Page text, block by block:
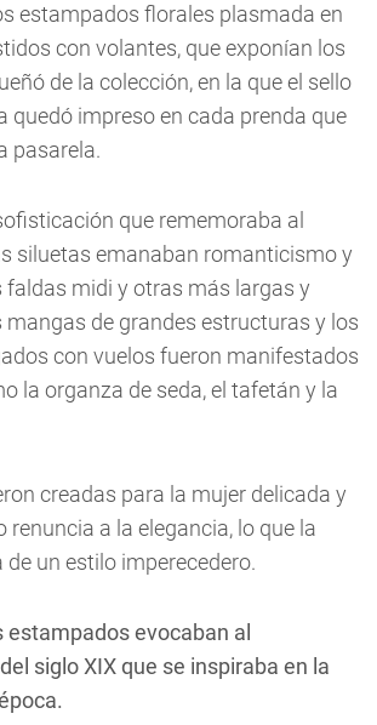
estampados florales plasmada en
con volantes, que exponían los
de la colección, en la que el sello
quedó impreso en cada prenda que
pasarela.
que rememoraba al
siluetas emanaban romanticismo y
faldas midi y otras más largas y
mangas de grandes estructuras y los
con vuelos fueron manifestados
la organza de seda, el tafetán y la
creadas para la mujer delicada y
renuncia a la elegancia, lo que la
de un estilo imperecedero.